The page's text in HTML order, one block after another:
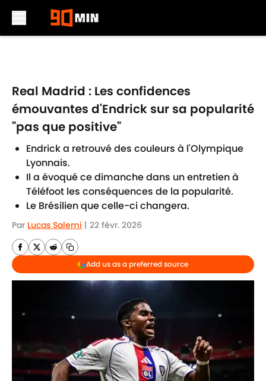
Real Madrid : Les confidences
émouvantes d'Endrick sur sa popularité
"pas que positive"
Endrick a retrouvé des couleurs à l'Olympique
Lyonnais.
Il a évoqué ce dimanche dans un entretien à
Téléfoot les conséquences de la popularité.
Le Brésilien que celle-ci changera.
Par Lucas Salemi | 22 févr. 2026
Add us as a preferred source